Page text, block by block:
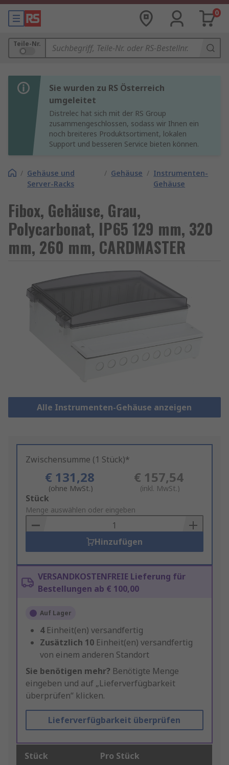
0
Teile-Nr.
Sie wurden zu RS Österreich
umgeleitet
Distrelec hat sich mit der RS Group
zusammengeschlossen, sodass wir Ihnen ein
noch breiteres Produktsortiment, lokalen
Support und besseren Service bieten können.
/ Gehäuse und
Server-Racks
/ Gehäuse / Instrumenten-
Gehäuse
Fibox, Gehäuse, Grau,
Polycarbonat, IP65 129 mm, 320
mm, 260 mm, CARDMASTER
Alle Instrumenten-Gehäuse anzeigen
Zwischensumme (1 Stück)*
€ 131,28
(ohne MwSt.)
€ 157,54
(inkl. MwSt.)
Add
to
Basket
Stück
Menge auswählen oder eingeben
Hinzufügen
VERSANDKOSTENFREIE Lieferung für
Bestellungen ab € 100,00
Auf Lager
4 Einheit(en) versandfertig
Zusätzlich 10 Einheit(en) versandfertig
von einem anderen Standort
Sie benötigen mehr? Benötigte Menge
eingeben und auf „Lieferverfügbarkeit
überprüfen“ klicken.
Lieferverfügbarkeit überprüfen
Stück Pro Stück